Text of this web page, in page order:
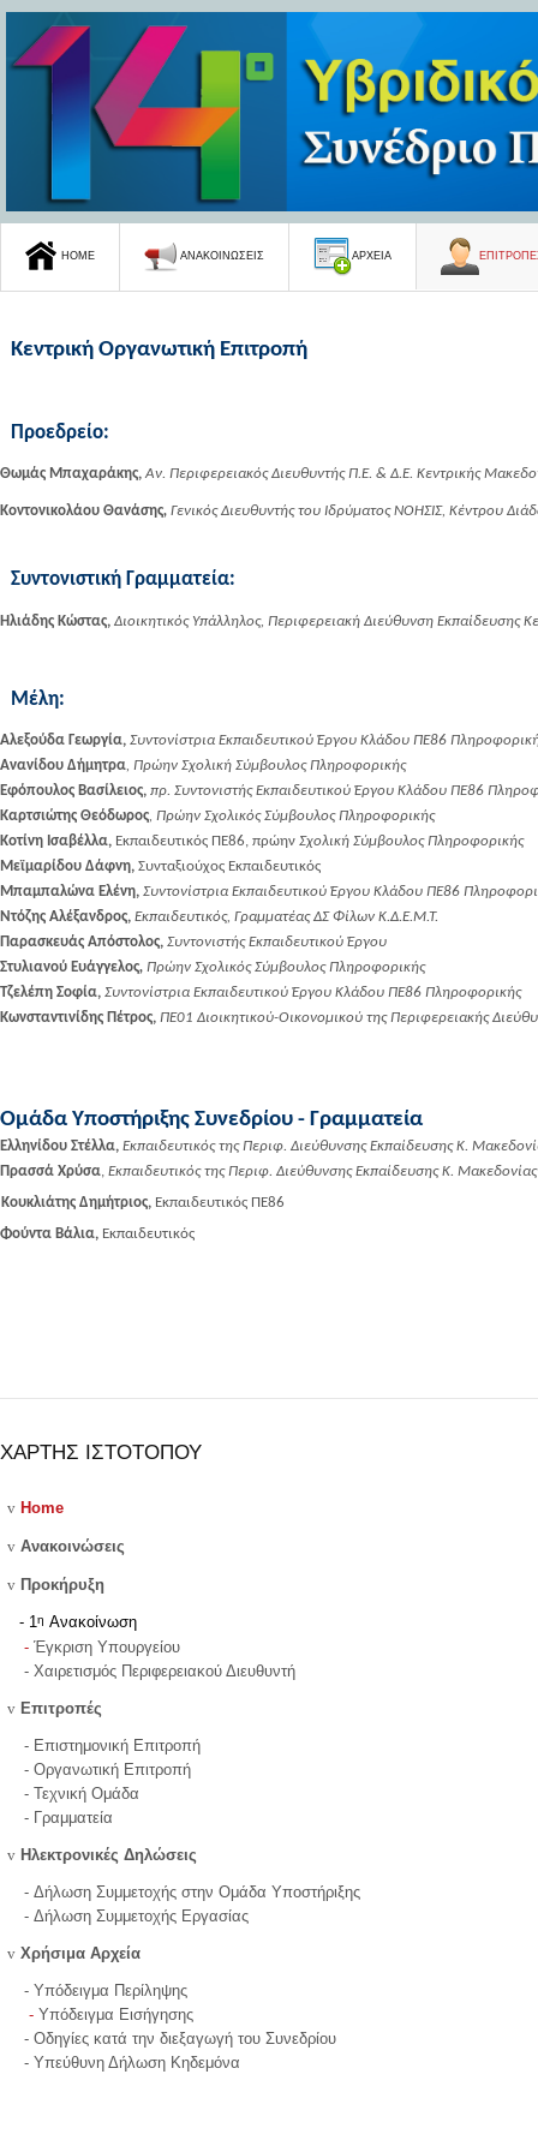
HOME ANAKOINΩΣΕΙΣ ΑΡΧΕΙΑ
Κεντρική Οργανωτική Επιτροπή
Προεδρείο:
Θωμάς Μπαχαράκης, Αν. Περιφερειακός Διευθυντής Π.Ε. & Δ.Ε. Κεντρικής
Κοντονικολάου Θανάσης, Γενικός Διευθυντής του Ιδρύματος ΝΟΗΣΙΣ, Κέντρου
Συντονιστική Γραμματεία:
Ηλιάδης Κώστας, Διοικητικός Υπάλληλος, Περιφερειακή Διεύθυνση Εκπαίδευσης
Μέλη:
Αλεξούδα Γεωργία, Συντονίστρια Εκπαιδευτικού Έργου Κλάδου ΠΕ86
Ανανίδου Δήμητρα, Πρώην Σχολική Σύμβουλος Πληροφορικής
Εφόπουλος Βασίλειος, πρ. Συντονιστής Εκπαιδευτικού Έργου Κλάδου ΠΕ86
Καρτσιώτης Θεόδωρος, Πρώην Σχολικός Σύμβουλος Πληροφορικής
Kοτίνη Ισαβέλλα, Εκπαιδευτικός ΠΕ86, πρώην Σχολική Σύμβουλος Πληροφορικής
Μεϊμαρίδου Δάφνη, Συνταξιούχος Εκπαιδευτικός
Μπαμπαλώνα Ελένη, Συντονίστρια Εκπαιδευτικού Έργου Κλάδου ΠΕ86
Ντόζης Αλέξανδρος, Εκπαιδευτικός, Γραμματέας ΔΣ Φίλων Κ.Δ.Ε.Μ.Τ.
Παρασκευάς Απόστολος, Συντονιστής Εκπαιδευτικού Έργου
Στυλιανού Ευάγγελος, Πρώην Σχολικός Σύμβουλος Πληροφορικής
Τζελέπη Σοφία, Συντονίστρια Εκπαιδευτικού Έργου Κλάδου ΠΕ86 Πληροφορικής
Κωνσταντινίδης Πέτρος, ΠΕ01 Διοικητικού-Οικονομικού τηςΠεριφερειακής
Ομάδα Υποστήριξης Συνεδρίου - Γραμματεία
Ελληνίδου Στέλλα, Εκπαιδευτικός της Περιφ. Διεύθυνσης Εκπαίδευσης Κ.
Πρασσά Χρύσα, Εκπαιδευτικός της Περιφ. Διεύθυνσης Εκπαίδευσης Κ. Μακεδονίας
Κουκλιάτης Δημήτριος, Εκπαιδευτικός ΠΕ86
Φούντα Βάλια, Εκπαιδευτικός
ΧΑΡΤΗΣ ΙΣΤΟΤΟΠΟΥ
v Home
v Ανακοινώσεις
v Προκήρυξη
- 1η Ανακοίνωση
- Έγκριση Υπουργείου
- Χαιρετισμός Περιφερειακού Διευθυντή
v Επιτροπές
- Επιστημονική Επιτροπή
- Οργανωτική Επιτροπή
- Τεχνική Ομάδα
- Γραμματεία
v Ηλεκτρονικές Δηλώσεις
- Δήλωση Συμμετοχής στην Ομάδα Υποστήριξης
- Δήλωση Συμμετοχής Εργασίας
v Χρήσιμα Αρχεία
- Υπόδειγμα Περίληψης
- Υπόδειγμα Eισήγησης
- Οδηγίες κατά την διεξαγωγή του Συνεδρίου
- Υπεύθυνη Δήλωση Κηδεμόνα